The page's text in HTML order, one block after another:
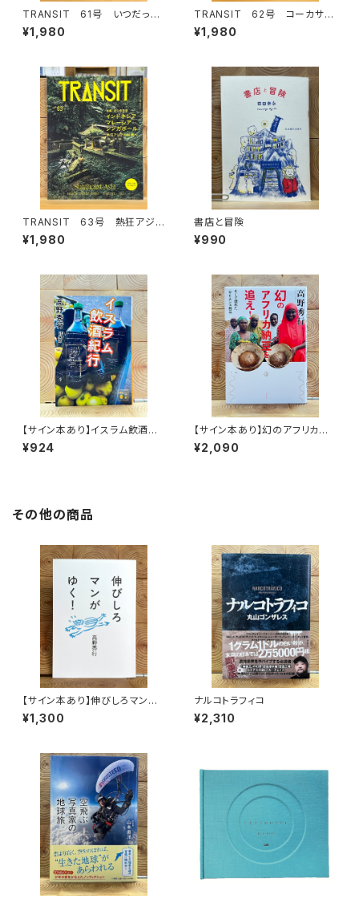
TRANSIT 61号 いつだって
イタリアが好き！
¥1,980
TRANSIT 62号 コーカサス
が呼んでいる！
¥1,980
TRANSIT 63号 熱狂アジア
の秘境へ
¥1,980
書店と冒険
¥990
【サイン本あり】イスラム飲酒紀
行
¥924
【サイン本あり】幻のアフリカ納
豆を追え！
¥2,090
その他の商品
【サイン本あり】伸びしろマンが
ゆく！
¥1,300
ナルコトラフィコ
¥2,310